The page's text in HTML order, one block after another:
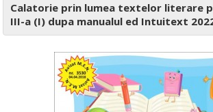
Calatorie prin lumea textelor literare
III-a (I) dupa manualul ed Intuitext